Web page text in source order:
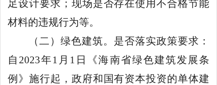
足设计要求；现场是否存在使用不合格节能
材料的违规行为等。
（二）绿色建筑。是否落实政策要求：
自 2023年 1 月 1 日《海南省绿色建筑发展条
例》施行起，政府和国有资本投资的单体建